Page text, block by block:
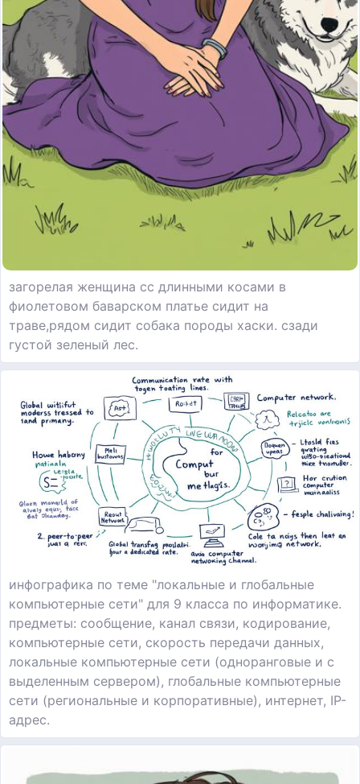
загорелая женщина сс длинными косами в
фиолетовом баварском платье сидит на
траве,рядом сидит собака породы хаски. сзади
густой зеленый лес.
инфографика по теме "локальные и глобальные
компьютерные сети" для 9 класса по информатике.
предметы: сообщение, канал связи, кодирование,
компьютерные сети, скорость передачи данных,
локальные компьютерные сети (одноранговые и с
выделенным сервером), глобальные компьютерные
сети (региональные и корпоративные), интернет, IP-
адрес.